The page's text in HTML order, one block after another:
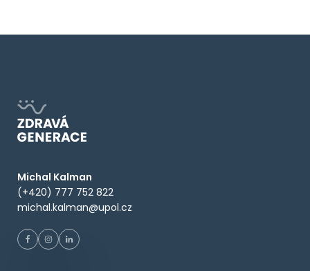
Michal Kalman
(+420) 777 752 822
michal.kalman@upol.cz